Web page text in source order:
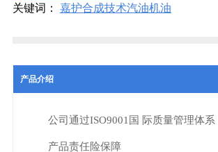
关键词： 嘉护合成技术汽油机油
产品介绍
公司通过ISO9001国 际质量管理体系
产品责任险保障